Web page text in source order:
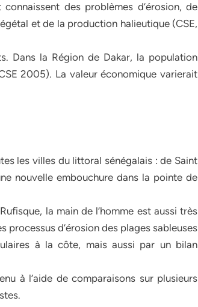
des problèmes d’érosion, de
et de la production halieutique (CSE,
Dans la Région de Dakar, la population
2005). La valeur économique varierait
les villes du littoral sénégalais : de Saint
nouvelle embouchure dans la pointe de
la main de l’homme est aussi très
d’érosion des plages sableuses
à la côte, mais aussi par un bilan
à l’aide de comparaisons sur plusieurs